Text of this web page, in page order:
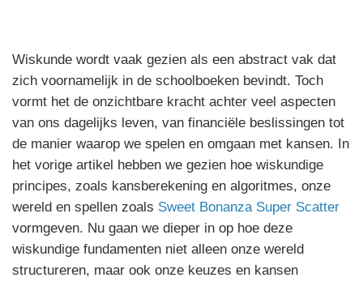
Wiskunde wordt vaak gezien als een abstract vak dat
zich voornamelijk in de schoolboeken bevindt. Toch
vormt het de onzichtbare kracht achter veel aspecten
van ons dagelijks leven, van financiële beslissingen tot
de manier waarop we spelen en omgaan met kansen. In
het vorige artikel hebben we gezien hoe wiskundige
principes, zoals kansberekening en algoritmes, onze
wereld en spellen zoals Sweet Bonanza Super Scatter
vormgeven. Nu gaan we dieper in op hoe deze
wiskundige fundamenten niet alleen onze wereld
structureren, maar ook onze keuzes en kansen